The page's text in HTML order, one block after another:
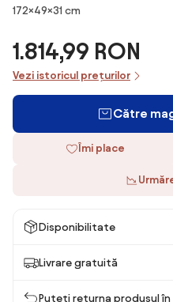
Dimensiuni
172×49×31 cm
1.814,99 RON
Vezi istoricul prețurilor
Către
Îmi place
Disponibilitate
Livrare gratuită
Puteți returna produsul în